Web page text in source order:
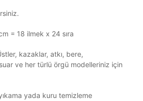
= 18 ilmek x 24 sıra
kazaklar, atkı, bere,
ve her türlü örgü modelleriniz için
yada kuru temizleme